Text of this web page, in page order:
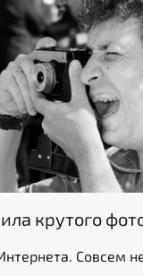
крутого
Совсем